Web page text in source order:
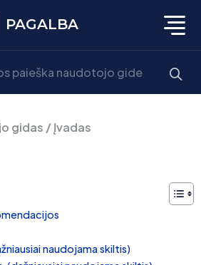
PAGALBA
gidas /Įvadas
naudojama skiltis)